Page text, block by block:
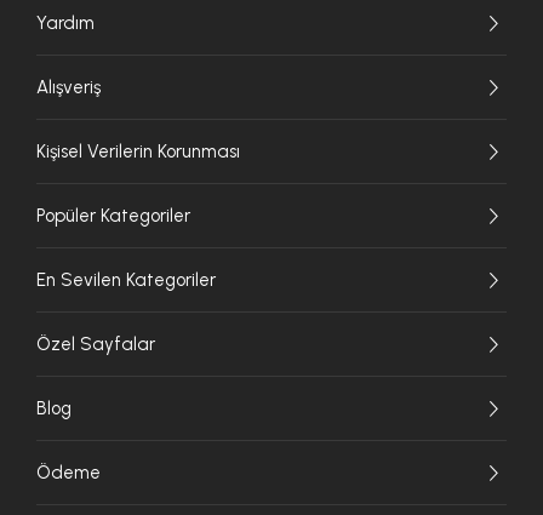
Yardım
Alışveriş
Kişisel Verilerin Korunması
Popüler Kategoriler
En Sevilen Kategoriler
Özel Sayfalar
Blog
Ödeme